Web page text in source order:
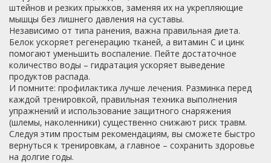
штейнов и резких прыжков, заменяя их на укрепляющие
мышцы без лишнего давления на суставы.
Независимо от типа ранения, важна правильная диета.
Белок ускоряет регенерацию тканей, а витамин С и цинк
помогают уменьшить воспаление. Пейте достаточное
количество воды – гидратация ускоряет выведение
продуктов распада.
И помните: профилактика лучше лечения. Разминка перед
каждой тренировкой, правильная техника выполнения
упражнений и использование защитного снаряжения
(шлемы, наколенники) существенно снижают риск травм.
Следуя этим простым рекомендациям, вы сможете быстро
вернуться к тренировкам, а главное – сохранить здоровье
на долгие годы.